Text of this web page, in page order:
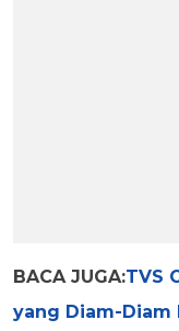
BACA JUGA:TVS
yang Diam-Diam